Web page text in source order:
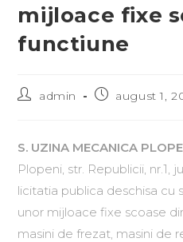
mijloace fixe
functiune
admin august 1,
S. UZINA MECANICA
Plopeni, str. Republicii, nr.1,
licitatia publica deschisa cu
unor mijloace fixe scoase
masini de frezat, masini de